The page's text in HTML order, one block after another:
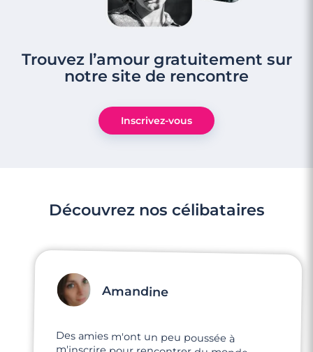
Trouvez l’amour gratuitement sur
notre site de rencontre
Inscrivez-vous
Découvrez nos célibataires
Amandine
Des amies m'ont un peu poussée à